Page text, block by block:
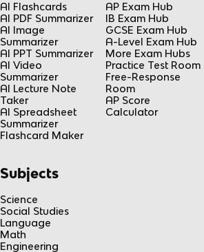
AI Flashcards
AI PDF Summarizer
AI Image
Summarizer
AI PPT Summarizer
AI Video
Summarizer
AI Lecture Note
Taker
AI Spreadsheet
Summarizer
Flashcard Maker
AP Exam Hub
IB Exam Hub
GCSE Exam Hub
A-Level Exam Hub
More Exam Hubs
Practice Test Room
Free-Response
Room
AP Score
Calculator
Subjects
Science
Social Studies
Language
Math
Engineering